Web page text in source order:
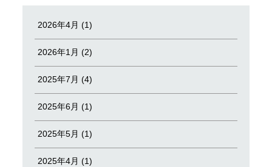
2026年4月 (1)
2026年1月 (2)
2025年7月 (4)
2025年6月 (1)
2025年5月 (1)
2025年4月 (1)